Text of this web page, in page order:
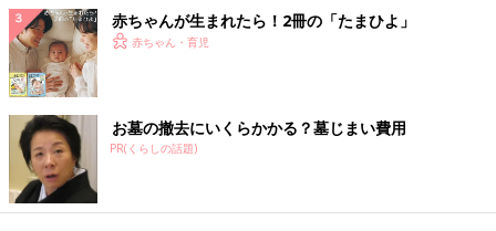
赤ちゃんが生まれたら！2冊の「たまひよ」
赤ちゃん・育児
お墓の撤去にいくらかかる？墓じまい費用
PR(くらしの話題)